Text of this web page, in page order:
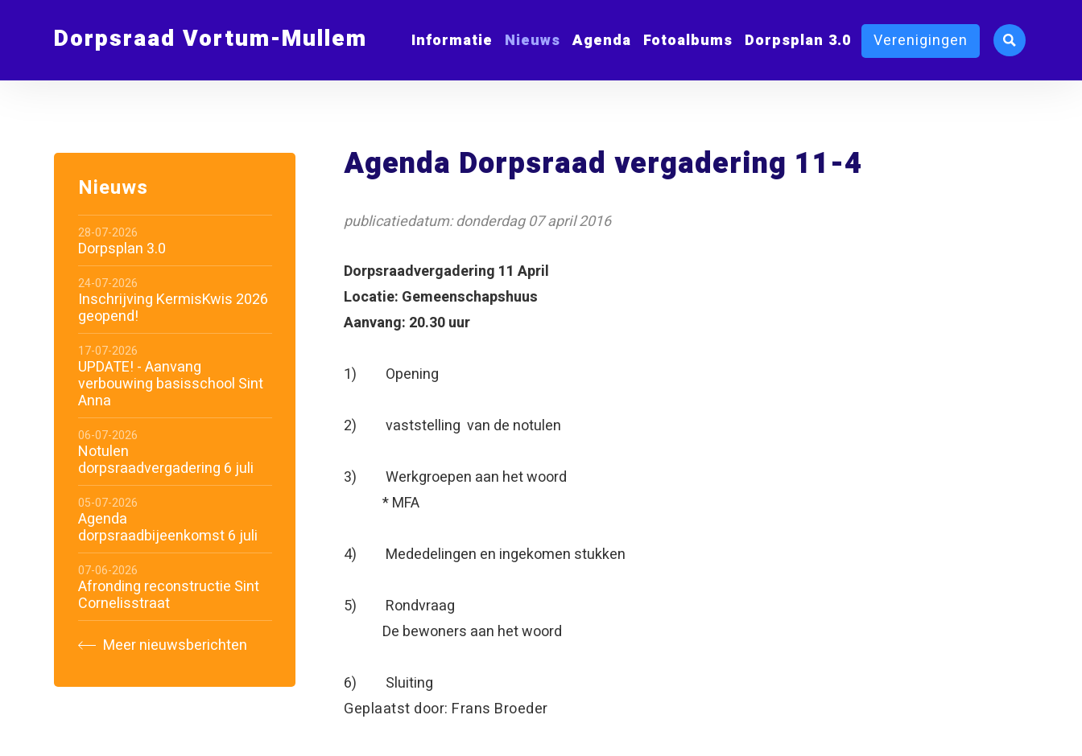
Dorpsraad Vortum-Mullem Informatie Nieuws Agenda Fotoalbums Dorpsplan 3.0 Verenigingen
Agenda Dorpsraad vergadering 11-4
publicatiedatum: donderdag 07 april 2016
Dorpsraadvergadering 11 April
Locatie: Gemeenschapshuus
Aanvang: 20.30 uur
1) Opening
2) vaststelling van de notulen
3) Werkgroepen aan het woord
* MFA
4) Mededelingen en ingekomen stukken
5) Rondvraag
De bewoners aan het woord
6) Sluiting
Geplaatst door: Frans Broeder
Nieuws
28-07-2026
Dorpsplan 3.0
24-07-2026
Inschrijving KermisKwis 2026
geopend!
17-07-2026
UPDATE! - Aanvang
verbouwing basisschool Sint
Anna
06-07-2026
Notulen
dorpsraadvergadering 6 juli
05-07-2026
Agenda
dorpsraadbijeenkomst 6 juli
07-06-2026
Afronding reconstructie Sint
Cornelisstraat
Meer nieuwsberichten